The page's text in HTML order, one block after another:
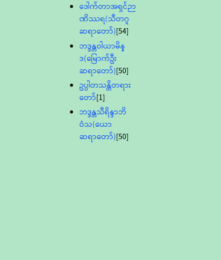
ဒေါက်တာအရှင်ဉာ
ဏိဿရ(သီတဂူ
ဆရာတော်)[54]
ဘဒ္ဒန္တဝါယာမိန္
ဒ(မြောက်ဦး
ဆရာတော်)[50]
ဥပ္ပါတသန္တိတရား
တော်[1]
ဘဒ္ဒန္တသီရိန္ဒာဘိ
ဝံသ(ယော
ဆရာတော်)[50]